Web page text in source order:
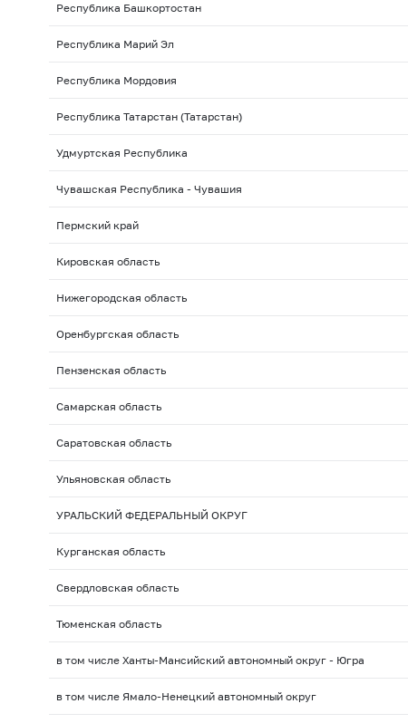
Республика Башкортостан
Республика Марий Эл
Республика Мордовия
Республика Татарстан (Татарстан)
Удмуртская Республика
Чувашская Республика - Чувашия
Пермский край
Кировская область
Нижегородская область
Оренбургская область
Пензенская область
Самарская область
Саратовская область
Ульяновская область
УРАЛЬСКИЙ ФЕДЕРАЛЬНЫЙ ОКРУГ
Курганская область
Свердловская область
Тюменская область
в том числе Ханты-Мансийский автономный округ - Югра
в том числе Ямало-Ненецкий автономный округ